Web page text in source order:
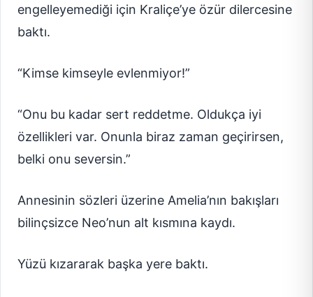
engelleyemediği için Kraliçe’ye özür dilercesine
baktı.
“Kimse kimseyle evlenmiyor!”
“Onu bu kadar sert reddetme. Oldukça iyi
özellikleri var. Onunla biraz zaman geçirirsen,
belki onu seversin.”
Annesinin sözleri üzerine Amelia’nın bakışları
bilinçsizce Neo’nun alt kısmına kaydı.
Yüzü kızararak başka yere baktı.